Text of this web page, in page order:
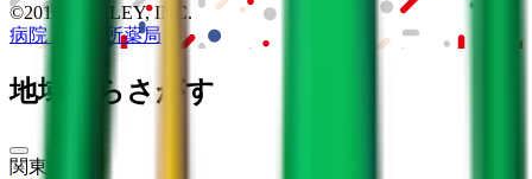
©2016 MEDLEY, INC.
病院・診療所薬局
地域からさがす
関東